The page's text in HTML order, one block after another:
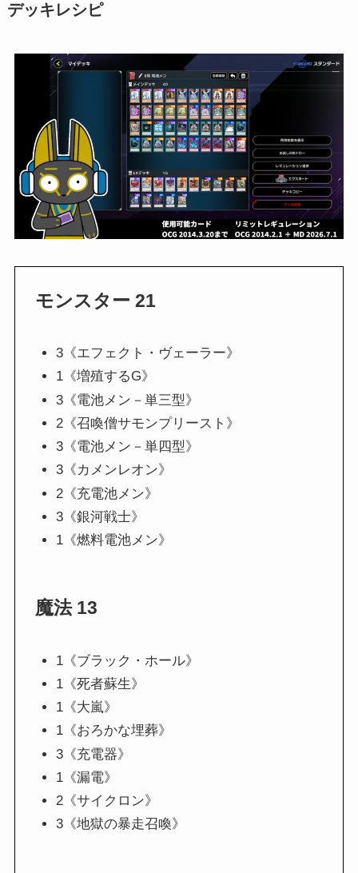
デッキレシピ
モンスター 21
3《エフェクト・ヴェーラー》
1《増殖するG》
3《電池メン－単三型》
2《召喚僧サモンプリースト》
3《電池メン－単四型》
3《カメンレオン》
2《充電池メン》
3《銀河戦士》
1《燃料電池メン》
魔法 13
1《ブラック・ホール》
1《死者蘇生》
1《大嵐》
1《おろかな埋葬》
3《充電器》
1《漏電》
2《サイクロン》
3《地獄の暴走召喚》